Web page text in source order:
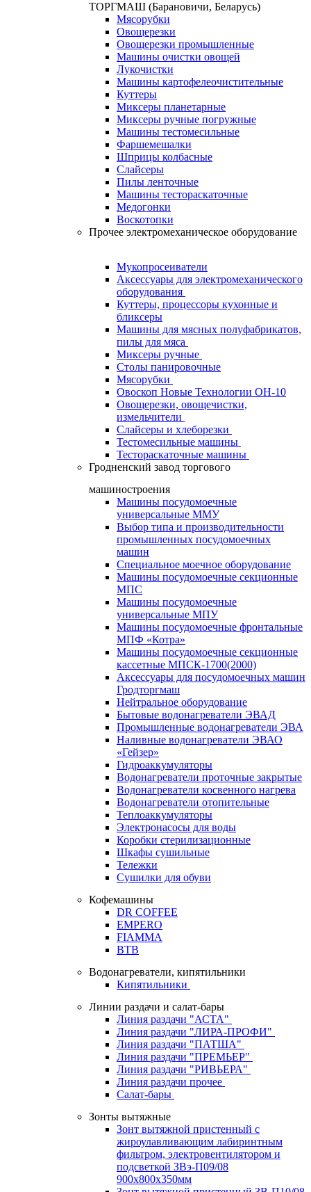
ТОРГМАШ (Барановичи, Беларусь)
Мясорубки
Овощерезки
Овощерезки промышленные
Машины очистки овощей
Лукочистки
Машины картофелеочистительные
Куттеры
Миксеры планетарные
Миксеры ручные погружные
Машины тестомесильные
Фаршемешалки
Шприцы колбасные
Слайсеры
Пилы ленточные
Машины тестораскаточные
Медогонки
Воскотопки
Прочее электромеханическое оборудование
Мукопросеиватели
Аксессуары для электромеханического
оборудования
Куттеры, процессоры кухонные и
бликсеры
Машины для мясных полуфабрикатов,
пилы для мяса
Миксеры ручные
Столы панировочные
Мясорубки
Овоскоп Новые Технологии ОН-10
Овощерезки, овощечистки,
измельчители
Слайсеры и хлеборезки
Тестомесильные машины
Тестораскаточные машины
Гродненский завод торгового
машиностроения
Машины посудомоечные
универсальные ММУ
Выбор типа и производительности
промышленных посудомоечных
машин
Специальное моечное оборудование
Машины посудомоечные секционные
МПС
Машины посудомоечные
универсальные МПУ
Машины посудомоечные фронтальные
МПФ «Котра»
Машины посудомоечные секционные
кассетные МПСК-1700(2000)
Аксессуары для посудомоечных машин
Гродторгмаш
Нейтральное оборудование
Бытовые водонагреватели ЭВАД
Промышленные водонагреватели ЭВА
Наливные водонагреватели ЭВАО
«Гейзер»
Гидроаккумуляторы
Водонагреватели проточные закрытые
Водонагреватели косвенного нагрева
Водонагреватели отопительные
Теплоаккумуляторы
Электронасосы для воды
Коробки стерилизационные
Шкафы сушильные
Тележки
Сушилки для обуви
Кофемашины
DR COFFEE
EMPERO
FIAMMA
BTB
Водонагреватели, кипятильники
Кипятильники
Линии раздачи и салат-бары
Линия раздачи "АСТА"
Линия раздачи "ЛИРА-ПРОФИ"
Линия раздачи "ПАТША"
Линия раздачи "ПРЕМЬЕР"
Линия раздачи "РИВЬЕРА"
Линия раздачи прочее
Салат-бары
Зонты вытяжные
Зонт вытяжной пристенный с
жироулавливающим лабиринтным
фильтром, электровентилятором и
подсветкой ЗВэ-П09/08
900х800х350мм